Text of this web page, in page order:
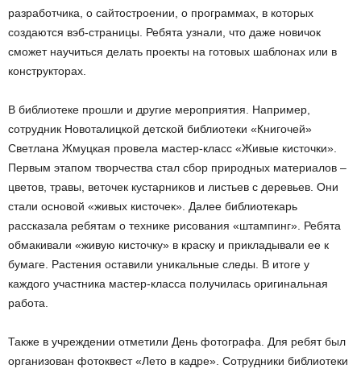
разработчика, о сайтостроении, о программах, в которых
создаются вэб-страницы. Ребята узнали, что даже новичок
сможет научиться делать проекты на готовых шаблонах или в
конструкторах.
В библиотеке прошли и другие мероприятия. Например,
сотрудник Новоталицкой детской библиотеки «Книгочей»
Светлана Жмуцкая провела мастер-класс «Живые кисточки».
Первым этапом творчества стал сбор природных материалов –
цветов, травы, веточек кустарников и листьев с деревьев. Они
стали основой «живых кисточек». Далее библиотекарь
рассказала ребятам о технике рисования «штампинг». Ребята
обмакивали «живую кисточку» в краску и прикладывали ее к
бумаге. Растения оставили уникальные следы. В итоге у
каждого участника мастер-класса получилась оригинальная
работа.
Также в учреждении отметили День фотографа. Для ребят был
организован фотоквест «Лето в кадре». Сотрудники библиотеки